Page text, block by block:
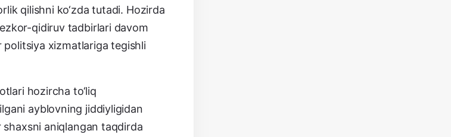
qilishni ko‘zda tutadi. Hozirda
qidiruv tadbirlari davom
xizmatlariga tegishli
hozircha to‘liq
ayblovning jiddiyligidan
aniqlangan taqdirda